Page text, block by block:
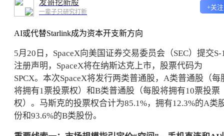
发哥挖新股
一辈子只研究打新
+关注
AI或代替Starlink成为资本开支新方向
5月20日，SpaceX向美国证券交易委员会（SEC）提交S-
注册声明，SpaceX将在纳斯达克上市，股票代码为
SPCX。本次SpaceX将发行两类普通股，A类普通股（每
将拥有1票投票权）和B类普通股（每股将拥有10票投票
权）。马斯克的投票权合计为85.1%，拥有12.3%的A类
份和93.6%的B类股份。